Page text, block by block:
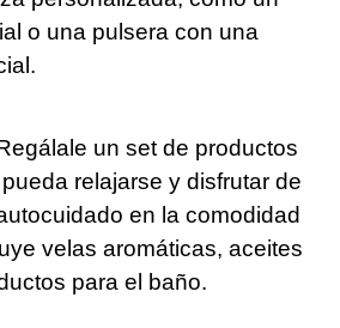
o una pulsera con una
un set de productos
relajarse y disfrutar de
en la comodidad
velas aromáticas, aceites
para el baño.